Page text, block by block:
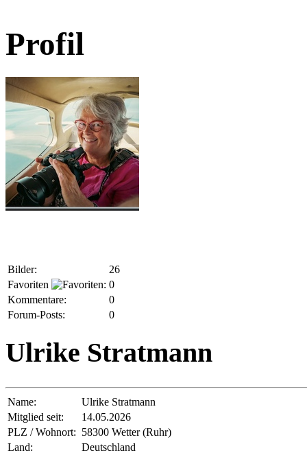
Profil
Bilder:
26
Favoriten
: 0
Kommentare:
0
Forum-Posts:
0
Ulrike Stratmann
Name:
Ulrike Stratmann
Mitglied seit:
14.05.2026
PLZ / Wohnort: 58300 Wetter (Ruhr)
Land:
Deutschland